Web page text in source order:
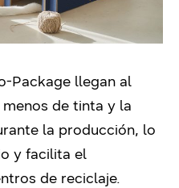
Package llegan al
de tinta y la
la producción, lo
y facilita el
de reciclaje.